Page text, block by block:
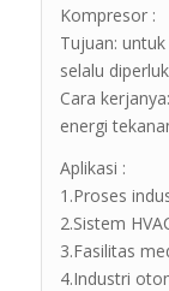
Kompresor :
Tujuan:
selalu
Cara
energi
Aplikasi :
1.Proses
2.Sistem
3.Fasilitas
4.Industri